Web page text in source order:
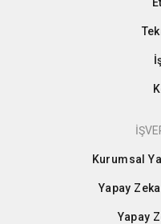
Kurumsal
Yapay
Yapay